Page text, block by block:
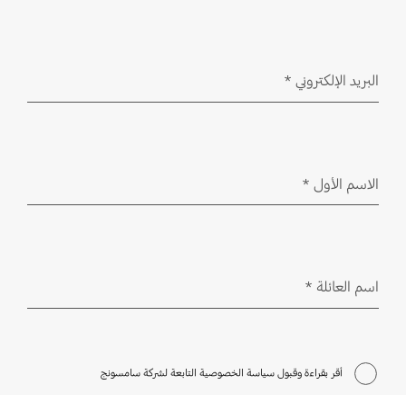
البريد الإلكتروني *
الاسم الأول *
اسم العائلة *
أقر بقراءة وقبول سياسة الخصوصية التابعة لشركة سامسونج